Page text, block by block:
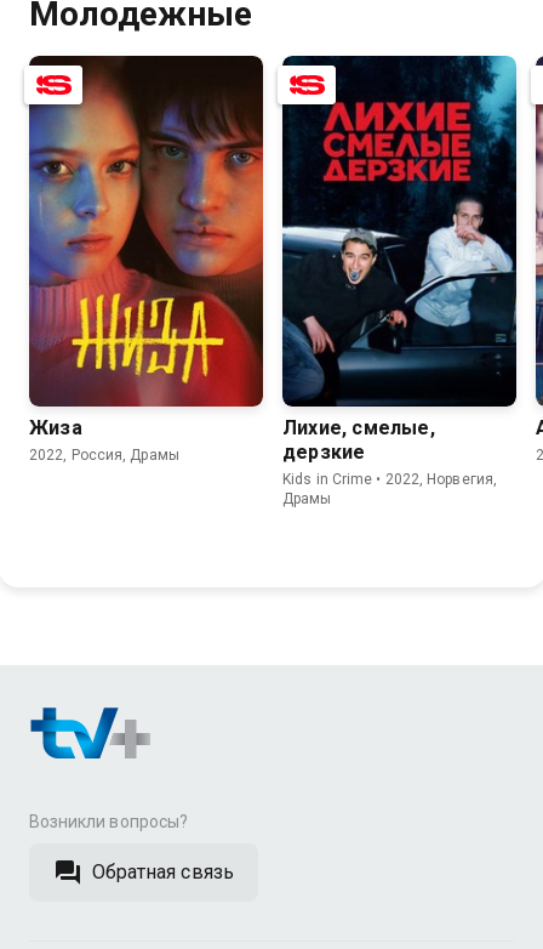
Молодежные
7.6 6.1
Жиза
2022, Россия, Драмы
6.9 8.0
Лихие, смелые,
дерзкие
Kids in Crime • 2022, Норвегия,
Драмы
Возникли вопросы?
Обратная связь